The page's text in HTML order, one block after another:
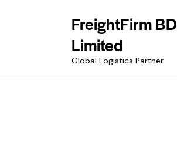
FreightFirm BD
Limited
Global Logistics Partner